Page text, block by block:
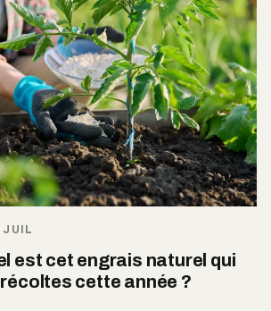
JUIL
est cet engrais naturel qui
cette année ?